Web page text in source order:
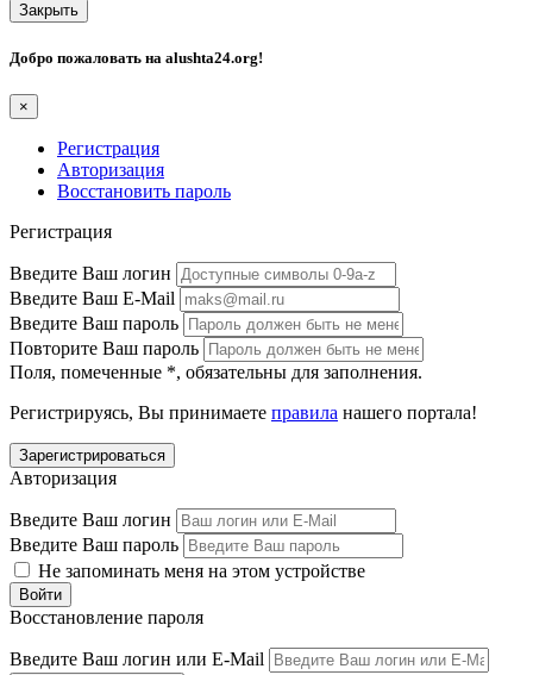
Закрыть
Добро пожаловать на alushta24.org!
×
Регистрация
Авторизация
Восстановить пароль
Регистрация
Введите Ваш логин
Введите Ваш E-Mail
Введите Ваш пароль
Повторите Ваш пароль
Поля, помеченные *, обязательны для заполнения.
Регистрируясь, Вы принимаете правила нашего портала!
Авторизация
Введите Ваш логин
Введите Ваш пароль
Не запоминать меня на этом устройстве
Восстановление пароля
Введите Ваш логин или E-Mail